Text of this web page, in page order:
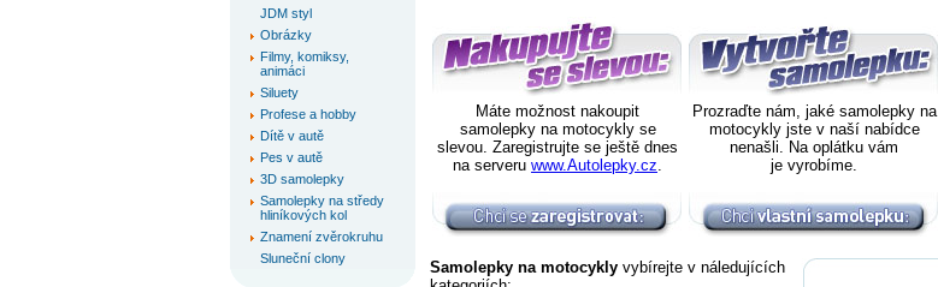
JDM styl
Obrázky
Filmy, komiksy,
animáci
Siluety
Profese a hobby
Dítě v autě
Pes v autě
3D samolepky
Samolepky na středy
hliníkových kol
Znamení zvěrokruhu
Sluneční clony
Máte možnost nakoupit
samolepky na motocykly se
slevou. Zaregistrujte se ještě dnes
na serveru www.Autolepky.cz.
Prozraďte nám, jaké samolepky na
motocykly jste v naší nabídce
nenašli. Na oplátku vám
je vyrobíme.
Samolepky na motocyklyvybírejte v náledujících